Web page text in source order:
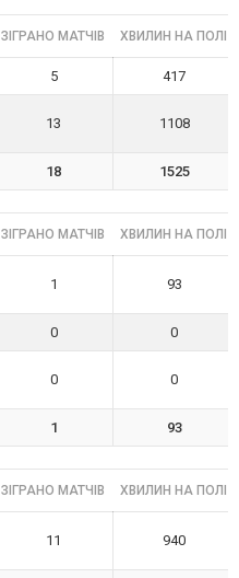
ЗІГРАНО МАТЧІВ ХВИЛИН НА ПОЛІ
5 417
13 1108
18 1525
ЗІГРАНО МАТЧІВ ХВИЛИН НА ПОЛІ
1 93
0 0
0 0
1 93
ЗІГРАНО МАТЧІВ ХВИЛИН НА ПОЛІ
11 940